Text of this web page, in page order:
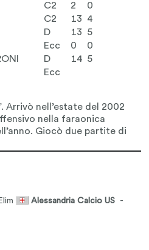
C2 2
0
C2 13
4
D 13
5
Ecc 0
0
D 14 5
Ecc
Alessandria Calcio US -